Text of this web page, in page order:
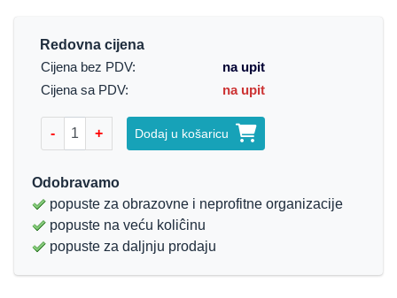
Redovna cijena
Cijena bez PDV:
na upit
Cijena sa PDV:
na upit
- + Dodaj u košaricu
Odobravamo
popuste za obrazovne i neprofitne organizacije
popuste na veću koliĉinu
popuste za daljnju prodaju